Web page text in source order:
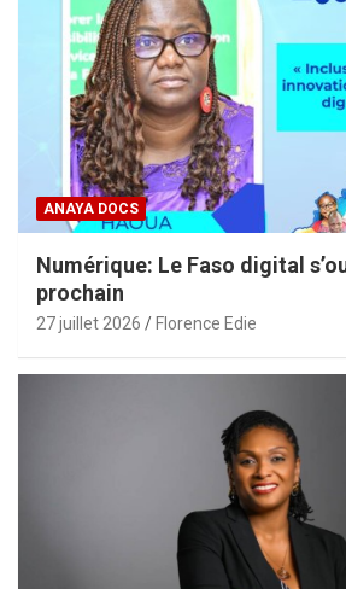
ANAYA DOCS
Numérique: Le Faso digital
prochain
27 juillet 2026 Florence Edie